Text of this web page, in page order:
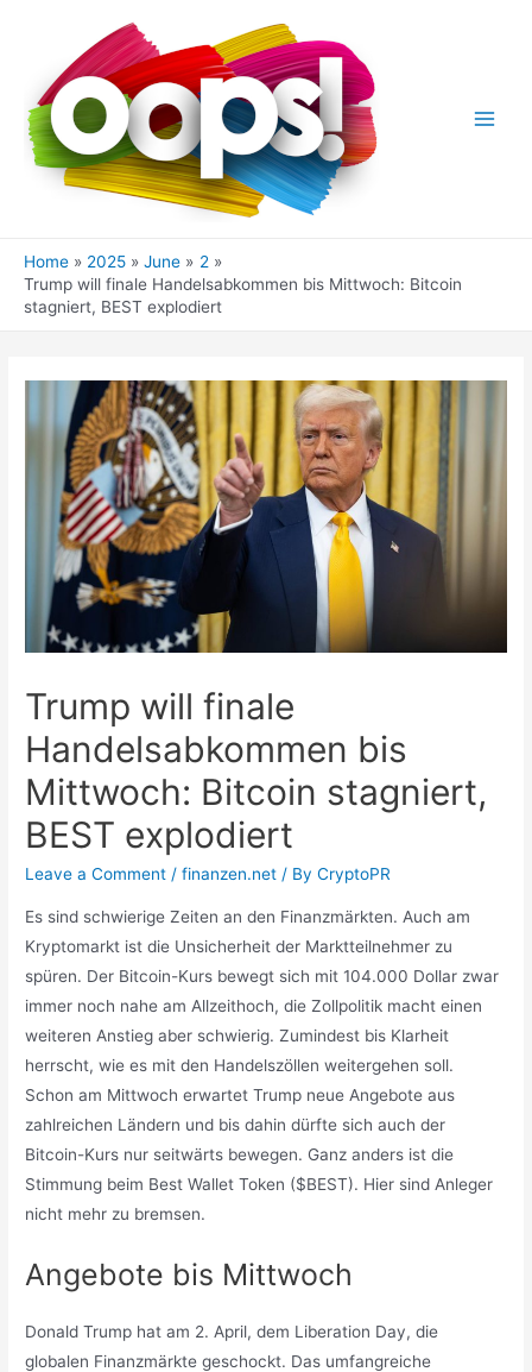
Home 2025 June
2
Trump will finale Handelsabkommen bis Mittwoch: Bitcoin
stagniert, BEST explodiert
Trump will finale
Handelsabkommen bis
Mittwoch: Bitcoin stagniert,
BEST explodiert
Leave a Comment /finanzen.net / ByCryptoPR
Es sind schwierige Zeiten an den Finanzmärkten. Auch am
Kryptomarkt ist die Unsicherheit der Marktteilnehmer zu
spüren. Der Bitcoin-Kurs bewegt sich mit 104.000 Dollar zwar
immer noch nahe am Allzeithoch, die Zollpolitik macht einen
weiteren Anstieg aber schwierig. Zumindest bis Klarheit
herrscht, wie es mit den Handelszöllen weitergehen soll.
Schon am Mittwoch erwartet Trump neue Angebote aus
zahlreichen Ländern und bis dahin dürfte sich auch der
Bitcoin-Kurs nur seitwärts bewegen. Ganz anders ist die
Stimmung beim Best Wallet Token ($BEST). Hier sind Anleger
nicht mehr zu bremsen.
Angebote bis Mittwoch
Donald Trump hat am 2. April, dem Liberation Day, die
globalen Finanzmärkte geschockt. Das umfangreiche